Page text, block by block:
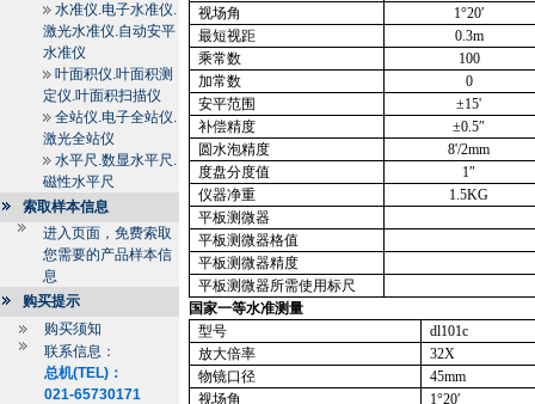
水准仪.电子水准仪.
激光水准仪.自动安平
水准仪
叶面积仪.叶面积测
定仪.叶面积扫描仪
全站仪.电子全站仪.
激光全站仪
水平尺.数显水平尺.
磁性水平尺
索取样本信息
进入页面，免费索取
您需要的产品样本信
息
购买提示
购买须知
联系信息：
总机(TEL)：
021-65730171
视场角
1°20′
最短视距
0.3m
乘常数
100
加常数
0
安平范围
±15'
补偿精度
±0.5″
圆水泡精度
8'/2mm
度盘分度值
1″
仪器净重
1.5KG
平板测微器
平板测微器格值
平板测微器精度
平板测微器所需使用标尺
国家一等水准测量
型号
dl101c
放大倍率
32X
物镜口径
45mm
视场角
1°20′